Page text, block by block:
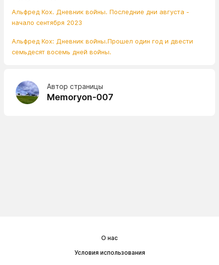
Альфред Кох. Дневник войны. Последние дни августа -
начало сентября 2023
Альфред Кох: Дневник войны.Прошел один год и двести
семьдесят восемь дней войны.
Автор страницы
Memoryon-007
О нас
Условия использования